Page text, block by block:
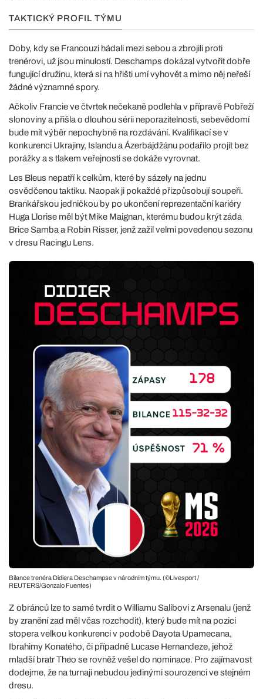
TAKTICKÝ PROFIL TÝMU
Doby, kdy se Francouzi hádali mezi sebou a zbrojili proti
trenérovi, už jsou minulostí. Deschamps dokázal vytvořit dobře
fungující družinu, která si na hřišti umí vyhovět a mimo něj neřeší
žádné významné spory.
Ačkoliv Francie ve čtvrtek nečekaně podlehla v přípravě Pobřeží
slonoviny a přišla o dlouhou sérii neporazitelnosti, sebevědomí
bude mít výběr nepochybně na rozdávání. Kvalifikací se v
konkurenci Ukrajiny, Islandu a Ázerbájdžánu podařilo projít bez
porážky a s tlakem veřejnosti se dokáže vyrovnat.
Les Bleus nepatří k celkům, které by sázely na jednu
osvědčenou taktiku. Naopak ji pokaždé přizpůsobují soupeři.
Brankářskou jedničkou by po ukončení reprezentační kariéry
Huga Llorise měl být Mike Maignan, kterému budou krýt záda
Brice Samba a Robin Risser, jenž zažil velmi povedenou sezonu
v dresu Racingu Lens.
Bilance trenéra Didiera Deschampse v národním týmu. (©Livesport /
REUTERS/Gonzalo Fuentes)
Z obránců lze to samé tvrdit o Williamu Salibovi z Arsenalu (jenž
by zranění zad měl včas rozchodit), který bude mít na pozici
stopera velkou konkurenci v podobě Dayota Upamecana,
Ibrahimy Konatého, či případně Lucase Hernandeze, jehož
mladší bratr Theo se rovněž vešel do nominace. Pro zajímavost
dodejme, že na turnaji nebudou jedinými sourozenci ve stejném
dresu.